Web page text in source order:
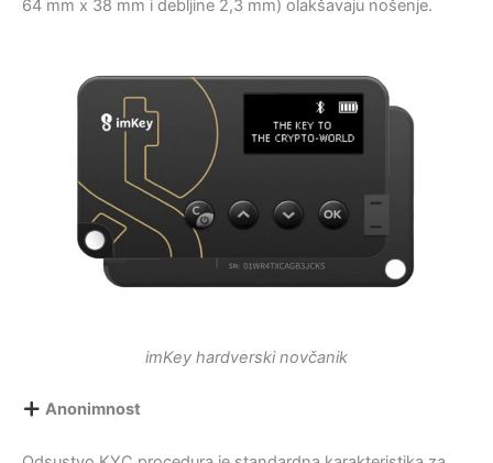
64 mm x 38 mm i debljine 2,3 mm) olakšavaju nošenje.
imKey hardverski novčanik
Anonimnost